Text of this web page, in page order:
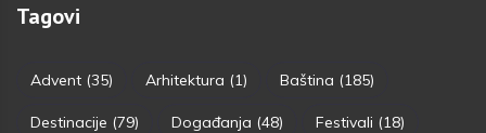
Tagovi
Advent (35) Arhitektura (1) Baština (185)
Destinacije (79) Događanja (48) Festivali (18)